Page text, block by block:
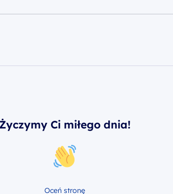
Życzymy Ci miłego dnia!
Oceń stronę